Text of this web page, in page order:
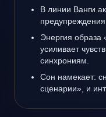
В линии Ванги
Энергия образа
усиливает
синхрониям.
Сон намекает:
сценарии», и